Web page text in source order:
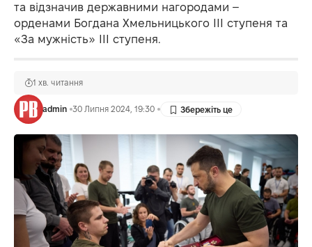
та відзначив державними нагородами –
орденами Богдана Хмельницького ІІІ ступеня та
«За мужність» ІІІ ступеня.
admin 30 Липня 2024, 19:30
1 хв. читання